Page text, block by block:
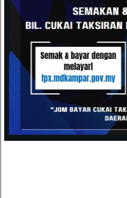
Pautan Dataset
Garis Panduan
HUBUNGI